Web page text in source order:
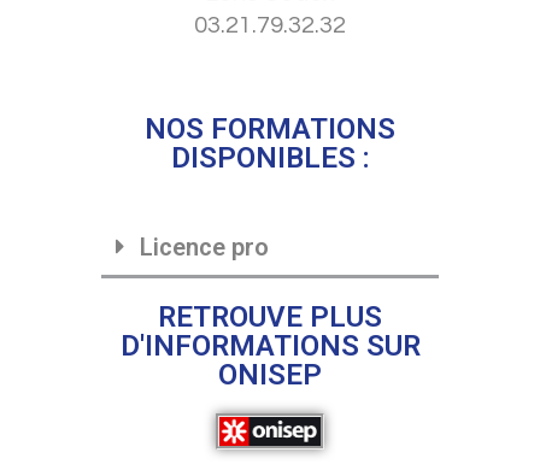
03.21.79.32.32
NOS FORMATIONS
DISPONIBLES :
Licence pro
RETROUVE PLUS
D'INFORMATIONS SUR
ONISEP